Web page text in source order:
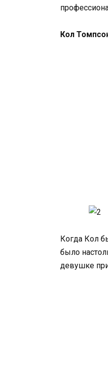
Кол
Когда Кол
было
девушке